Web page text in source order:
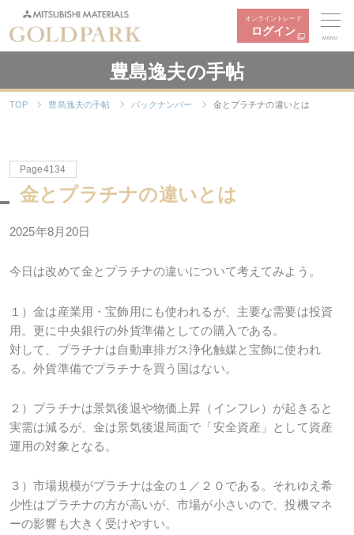
オンライントレード
ログイン
MENU
豊島逸夫の手帖
TOP 豊島逸夫の手帖 バックナンバー 金とプラチナの違いとは
Page4134
金とプラチナの違いとは
2025年8月20日
今日は改めて金とプラチナの違いについて考えてみよう。
１）金は産業用・宝飾用にも使われるが、主要な需要は投資
用。更に中央銀行の外貨準備としての購入である。
対して、プラチナは自動車排ガス浄化触媒と宝飾に使われ
る。外貨準備でプラチナを買う国はない。
２）プラチナは景気後退や物価上昇（インフレ）が起きると
実需は減るが、金は景気後退局面で「安全資産」として資産
運用の対象となる。
３）市場規模がプラチナは金の１／２０である。それゆえ希
少性はプラチナの方が高いが、市場が小さいので、投機マネ
ーの影響も大きく受けやすい。